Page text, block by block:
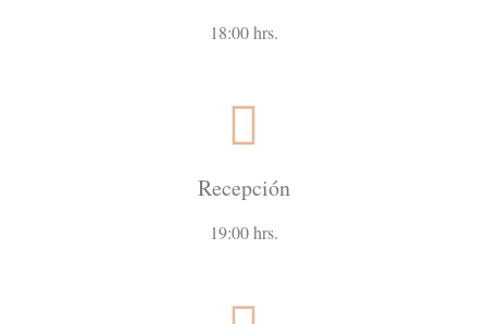
18:00 hrs.
Recepción
19:00 hrs.